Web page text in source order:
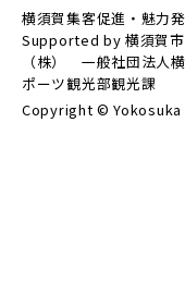
横須賀集客促進・魅力
Supported by 横須賀
（株） 一般社団法人
ポーツ観光部観光課
Copyright © Yokosuka